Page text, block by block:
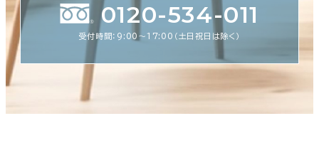
0120-534-011
受付時間：9:00〜17:00（土日祝日は除く）